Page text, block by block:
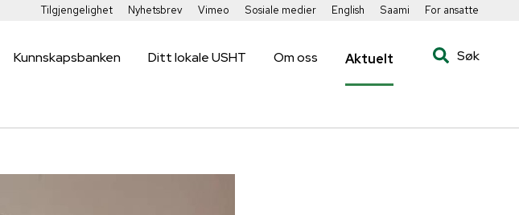
Tilgjengelighet Nyhetsbrev Vimeo Sosiale medier English Saami For ansatte
Kunnskapsbanken Ditt lokale USHT Om oss Aktuelt Søk